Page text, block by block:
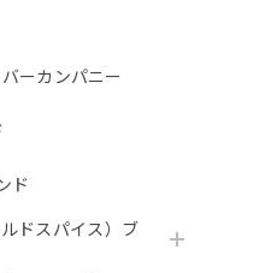
ーカンパニー
ド
ドスパイス）ブ